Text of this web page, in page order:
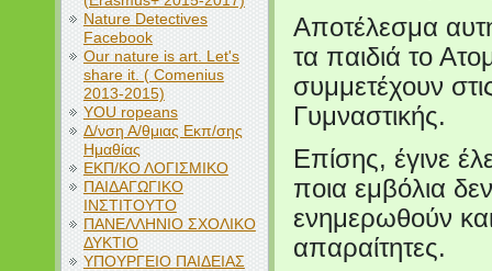
Nature Detectives
Facebook
Our nature is art. Let's
share it. ( Comenius
2013-2015)
YOU ropeans
Δ/νση Α/θμιας Εκπ/σης
Ημαθίας
ΕΚΠ/ΚΟ ΛΟΓΙΣΜΙΚΟ
ΠΑΙΔΑΓΩΓΙΚΟ
ΙΝΣΤΙΤΟΥΤΟ
ΠΑΝΕΛΛΗΝΙΟ ΣΧΟΛΙΚΟ
ΔΥΚΤΙΟ
ΥΠΟΥΡΓΕΙΟ ΠΑΙΔΕΙΑΣ
Αποτέλεσμα
τα παιδιά το
συμμετέχουν
Γυμναστικής.
Επίσης, έγινε
ποια εμβόλια
ενημερωθούν
απαραίτητες.